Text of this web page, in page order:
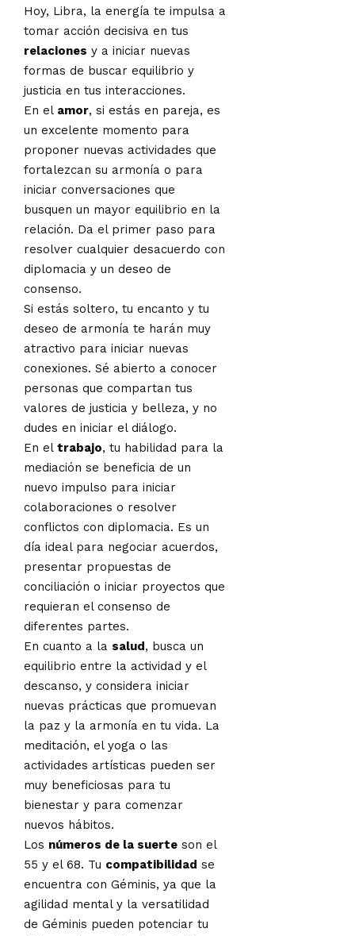
Hoy, Libra, la energía te impulsa a
tomar acción decisiva en tus
relaciones y a iniciar nuevas
formas de buscar equilibrio y
justicia en tus interacciones.
En el amor, si estás en pareja, es
un excelente momento para
proponer nuevas actividades que
fortalezcan su armonía o para
iniciar conversaciones que
busquen un mayor equilibrio en la
relación. Da el primer paso para
resolver cualquier desacuerdo con
diplomacia y un deseo de
consenso.
Si estás soltero, tu encanto y tu
deseo de armonía te harán muy
atractivo para iniciar nuevas
conexiones. Sé abierto a conocer
personas que compartan tus
valores de justicia y belleza, y no
dudes en iniciar el diálogo.
En el trabajo, tu habilidad para la
mediación se beneficia de un
nuevo impulso para iniciar
colaboraciones o resolver
conflictos con diplomacia. Es un
día ideal para negociar acuerdos,
presentar propuestas de
conciliación o iniciar proyectos que
requieran el consenso de
diferentes partes.
En cuanto a la salud , busca un
equilibrio entre la actividad y el
descanso, y considera iniciar
nuevas prácticas que promuevan
la paz y la armonía en tu vida. La
meditación, el yoga o las
actividades artísticas pueden ser
muy beneficiosas para tu
bienestar y para comenzar
nuevos hábitos.
Los números de la suerte son el
55 y el 68. Tu compatibilidad se
encuentra con Géminis, ya que la
agilidad mental y la versatilidad
de Géminis pueden potenciar tu